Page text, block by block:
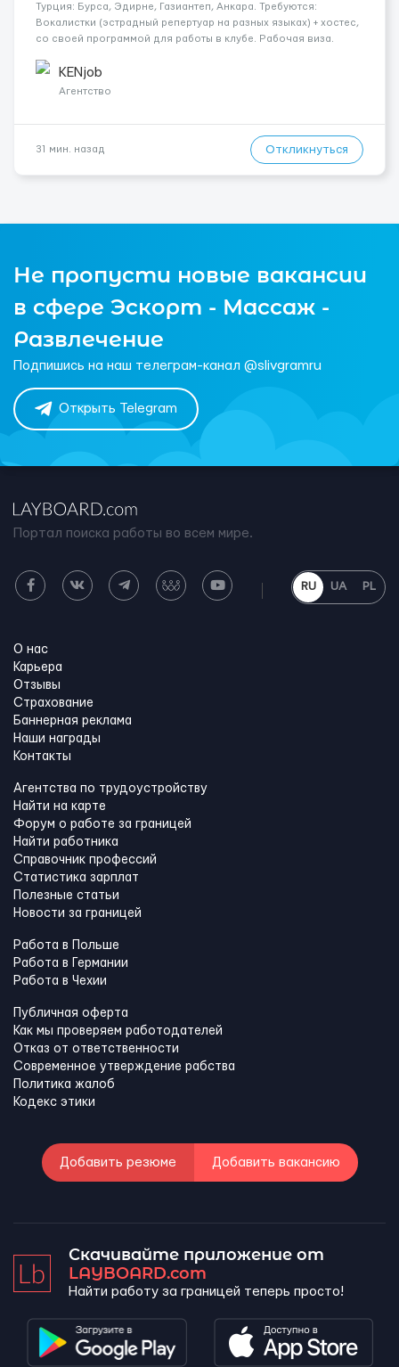
Турция: Бурса, Эдирне, Газиантеп, Анкара. Требуются:
Вокалистки (эстрадный репертуар на разных языках) + хостеc,
со своей программой для работы в клубе. Рабочая виза.
одного до трех месяцев. Мед. страховка. Высокая зарплат...
KENjob
Агентство
31 мин. назад Откликнуться
Не пропусти новые вакансии
в сфере Эскорт - Массаж -
Развлечение
Подпишись на наш телеграм-канал @slivgramru
Открыть Telegram
Портал поиска работы во всем мире.
RU UA PL
О нас
Карьера
Отзывы
Страхование
Баннерная реклама
Наши награды
Контакты
Агентства по трудоустройству
Найти на карте
Форум о работе за границей
Найти работника
Справочник профессий
Статистика зарплат
Полезные статьи
Новости за границей
Работа в Польше
Работа в Германии
Работа в Чехии
Публичная оферта
Как мы проверяем работодателей
Отказ от ответственности
Современное утверждение рабства
Политика жалоб
Кодекс этики
Добавить резюме Добавить вакансию
Скачивайте приложение от
LAYBOARD.com
Найти работу за границей теперь просто!